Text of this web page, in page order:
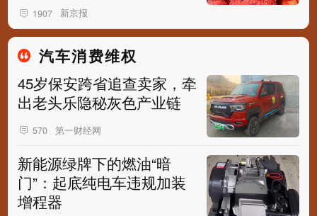
1907 新京报
汽车消费维权
45岁保安跨省追查卖家，牵
出老头乐隐秘灰色产业链
570 第一财经网
新能源绿牌下的燃油“暗
门”：起底纯电车违规加装
增程器